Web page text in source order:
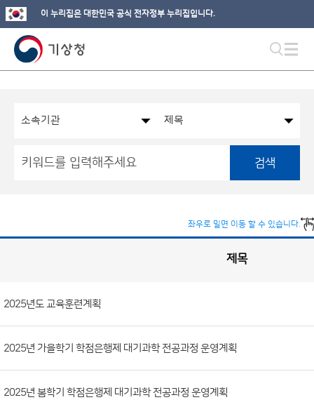
이 누리집은 대한민국 공식 전자정부 누리집입니다.
검색
좌우로 밀면 이동 할 수 있습니다.
호,
분
류,
부
제목
2025년도 교육훈련계획
2025년 가을학기 학점은행제 대기과학 전공과정 운영계획
2025년 봄학기 학점은행제 대기과학 전공과정 운영계획